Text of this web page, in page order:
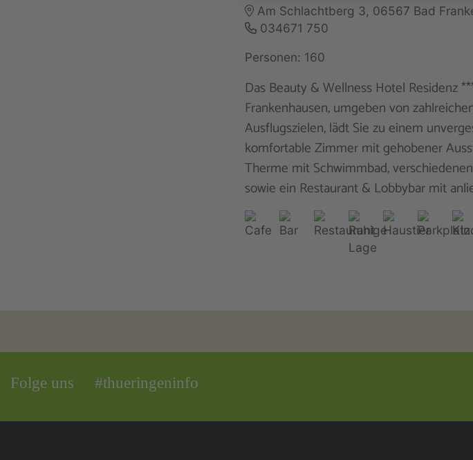
Am Schlachtberg 3, 06567 Bad
034671 750
Personen: 160
Das Beauty & Wellness Hotel Residenz
Frankenhausen, umgeben von
Ausflugszielen, lädt Sie zu einem
komfortable Zimmer mit gehobener
Therme mit Schwimmbad,
sowie ein Restaurant & Lobbybar mit
Folge uns #thueringeninfo